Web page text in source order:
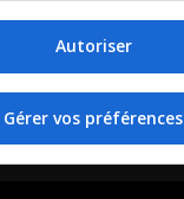
Autoriser
Gérer vos préférences